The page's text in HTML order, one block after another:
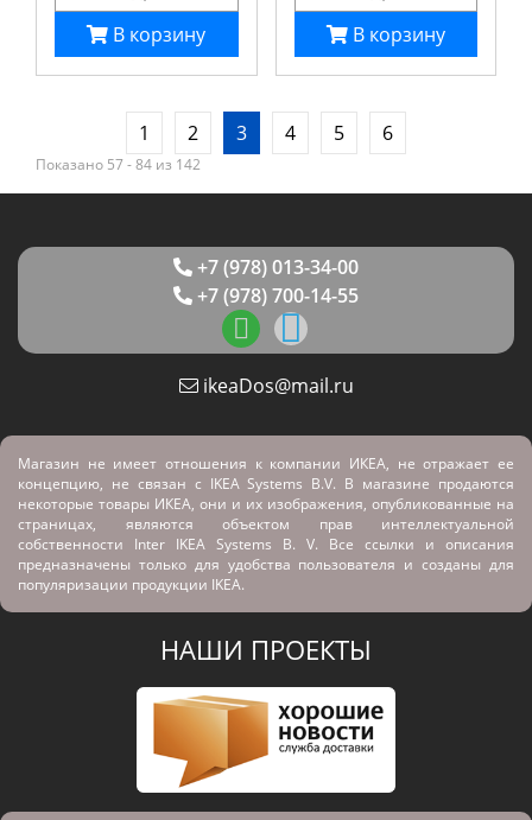
В корзину
В корзину
1 2 3 4 5 6
Показано 57 - 84 из 142
+7 (978) 013-34-00
+7 (978) 700-14-55
ikeaDos@mail.ru
Магазин не имеет отношения к компании ИКЕА, не отражает ее
концепцию, не связан с IKEA Systems B.V. В магазине продаются
некоторые товары ИКЕА, они и их изображения, опубликованные на
страницах, являются объектом прав интеллектуальной
собственности Inter IKEA Systems B. V. Все ссылки и описания
предназначены только для удобства пользователя и созданы для
популяризации продукции IKEA.
НАШИ ПРОЕКТЫ